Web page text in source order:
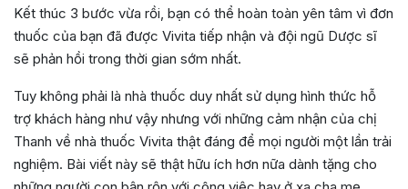
Kết thúc 3 bước vừa rồi, bạn có thể hoàn toàn yên tâm vì đơn
thuốc của bạn đã được Vivita tiếp nhận và đội ngũ Dược sĩ
sẽ phản hồi trong thời gian sớm nhất.
Tuy không phải là nhà thuốc duy nhất sử dụng hình thức hỗ
trợ khách hàng như vậy nhưng với những cảm nhận của chị
Thanh về nhà thuốc Vivita thật đáng để mọi người một lần trải
nghiệm. Bài viết này sẽ thật hữu ích hơn nữa dành tặng cho